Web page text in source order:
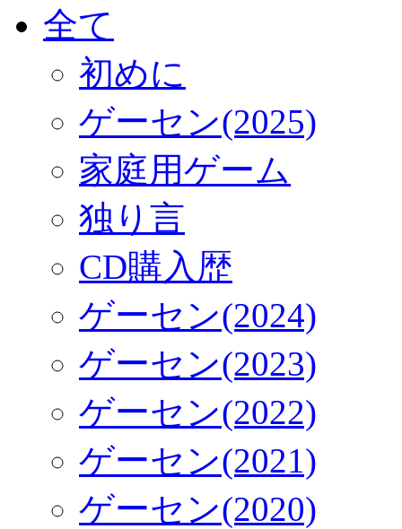
全て
初めに
ゲーセン(2025)
家庭用ゲーム
独り言
CD購入歴
ゲーセン(2024)
ゲーセン(2023)
ゲーセン(2022)
ゲーセン(2021)
ゲーセン(2020)